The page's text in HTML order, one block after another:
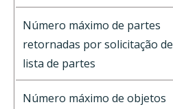
Número máximo de partes
retornadas por solicitação de
lista de partes
Número máximo de objetos